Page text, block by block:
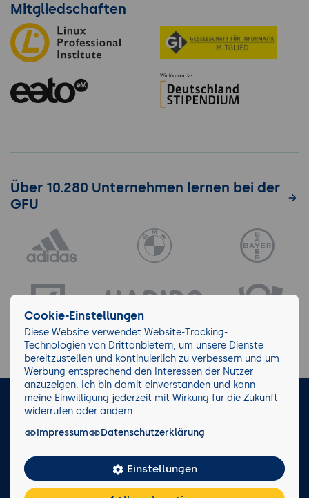
Mitgliedschaften
Über 10.280 Unternehmen lernen bei der
GFU
LinkedIn Facebook
Facts
Cookie-Einstellungen
Diese Website verwendet Website-Tracking-
Technologien von Drittanbietern, um unsere Dienste
bereitzustellen und kontinuierlich zu verbessern und um
Werbung entsprechend den Interessen der Nutzer
anzuzeigen. Ich bin damit einverstanden und kann
meine Einwilligung jederzeit mit Wirkung für die Zukunft
widerrufen oder ändern.
Impressum
Datenschutzerklärung
Einstellungen